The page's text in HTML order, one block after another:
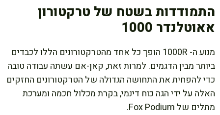
התמודדות בשטח של טרקטורון
אאוטלנדר 1000
מנוע ה- 1000R הופך כל אחד מהטרקטורונים הללו לכבדים
ביותר מבין הדגמים. למרות זאת, קאן-אם עשתה עבודה טובה
כדי להפחית את התחושה הגדולה של הטרקטורונים החזקים
האלה על ידי הגה כוח דינמי, בקרת מכלול חכמה ומערכת
מתלים של Fox Podium.